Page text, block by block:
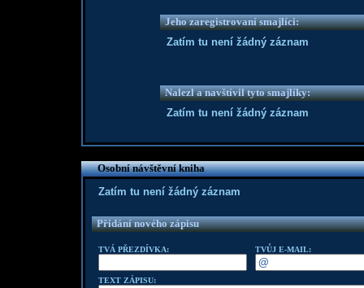
Jeho zaregistrovaní smajlíci:
Zatím tu není žádný záznam
Nalezl a navštívil tyto smajlíky:
Zatím tu není žádný záznam
Osobní návštěvní kniha
Zatím tu není žádný záznam
Přidání nového zápisu
TVÁ PŘEZDÍVKA: TVŮJ E-MAIL:
TEXT ZÁPISU: